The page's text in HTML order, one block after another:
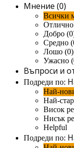
Мнение (0)
Всички
Добро
Средно
Лошо (0)
Ужасно
Въпроси и
Подреди по:
Най-
Най-
Висок
Нисък
Helpful
Подреди по: